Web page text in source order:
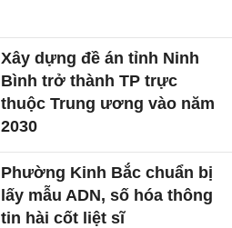
Xây dựng đề án tỉnh Ninh
Bình trở thành TP trực
thuộc Trung ương vào năm
2030
Phường Kinh Bắc chuẩn bị
lấy mẫu ADN, số hóa thông
tin hài cốt liệt sĩ